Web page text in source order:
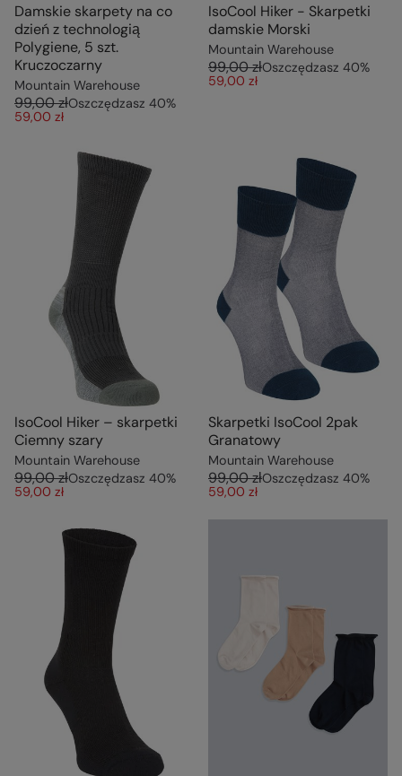
Damskie skarpety na co
dzień z technologią
Polygiene, 5 szt.
Kruczoczarny
Mountain Warehouse
99,00 złOszczędzasz 40%
59,00 zł
IsoCool Hiker - Skarpetki
damskie Morski
Mountain Warehouse
99,00 złOszczędzasz 40%
59,00 zł
IsoCool Hiker – skarpetki
Ciemny szary
Mountain Warehouse
99,00 złOszczędzasz 40%
59,00 zł
Skarpetki IsoCool 2pak
Granatowy
Mountain Warehouse
99,00 złOszczędzasz 40%
59,00 zł